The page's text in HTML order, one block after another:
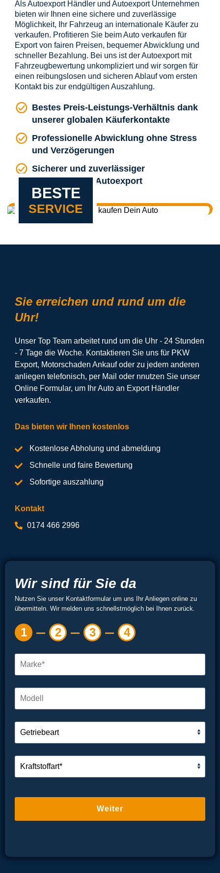
Als Autoexport Händler und Autoexport Unternehmen
bieten wir Ihnen eine sichere und zuverlässige
Möglichkeit, Ihr Fahrzeug an internationale Käufer zu
verkaufen. Profitieren Sie beim Auto verkaufen für
Export von fairen Preisen, bequemer Abwicklung und
schneller Bezahlung. Bei uns ist der Autoexport mit
Fahrzeugbewertung unkompliziert und wir sorgen für
einen reibungslosen und sicheren Ablauf vom ersten
Kontakt bis zur endgültigen Auszahlung.
Bestes Preis-Leistungs-Verhältnis dank
unserer globalen Käuferkontakte
Professionelle Abwicklung ohne Stress
und Verzögerungen
Sicherer und zuverlässiger
internationaler Autoexport
BESTE
SERVICE
Sie erreichen und rund um die
Uhr!
Unser Top Team arbeitet rund um die Uhr - 24 Stunden
- 7 Tage die Woche. Kontaktieren Sie uns für PKW
Export, Motorschaden Ankauf oder zu jedem anderen
anliegen telefonisch, per Mail oder nnutzen Sie unser
Online Formular, um Ihr Auto an Export Händler
verkaufen.
Das bieten wir Ihnen kostenlos
Kostenlose Abholung und abmeldung
Schnelle und faire Bewertung
Sofortige auszahlung
Kontakt
0174 466 2996
Wir sind für Sie da
Nutzen Sie unser Kontaktformular um uns Ihr Anliegen online zu
übermitteln. Wir melden uns schnellstmöglich bei Ihnen zurück.
1 2 3 4
Weiter